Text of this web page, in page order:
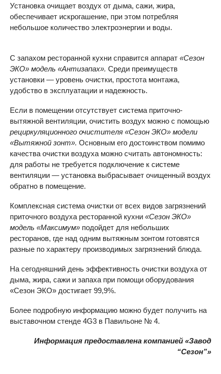
Установка очищает воздух от дыма, сажи, жира,
обеспечивает искрогашение, при этом потребляя
небольшое количество электроэнергии и воды.
С запахом ресторанной кухни справится аппарат «Сезон
ЭКО» модель «Антизапах». Среди преимуществ
установки — уровень очистки, простота монтажа,
удобство в эксплуатации и надежность.
Если в помещении отсутствует система приточно-
вытяжной вентиляции, очистить воздух можно с помощью
рециркуляционного очистителя «Сезон ЭКО» модели
«Вытяжной зонт». Основным его достоинством помимо
качества очистки воздуха можно считать автономность:
для работы не требуется подключение к системе
вентиляции — установка выбрасывает очищенный воздух
обратно в помещение.
Комплексная система очистки от всех видов загрязнений
приточного воздуха ресторанной кухни «Сезон ЭКО»
модель «Максимум» подойдет для небольших
ресторанов, где над одним вытяжным зонтом готовятся
разные по характеру производимых загрязнений блюда.
На сегодняшний день эффективность очистки воздуха от
дыма, жира, сажи и запаха при помощи оборудования
«Сезон ЭКО» достигает 99,9%.
Более подробную информацию можно будет получить на
выставочном стенде 4G3 в Павильоне № 4.
Информация предоставлена компанией «Завод
“Сезон”»